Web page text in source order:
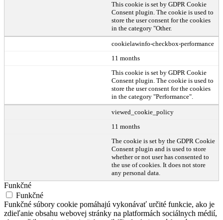
This cookie is set by GDPR Cookie
Consent plugin. The cookie is used to
store the user consent for the cookies
in the category "Other.
cookielawinfo-checkbox-performance
11 months
This cookie is set by GDPR Cookie
Consent plugin. The cookie is used to
store the user consent for the cookies
in the category "Performance".
viewed_cookie_policy
11 months
The cookie is set by the GDPR Cookie
Consent plugin and is used to store
whether or not user has consented to
the use of cookies. It does not store
any personal data.
Funkčné
Funkčné
Funkčné súbory cookie pomáhajú vykonávať určité funkcie, ako je
zdieľanie obsahu webovej stránky na platformách sociálnych médií,